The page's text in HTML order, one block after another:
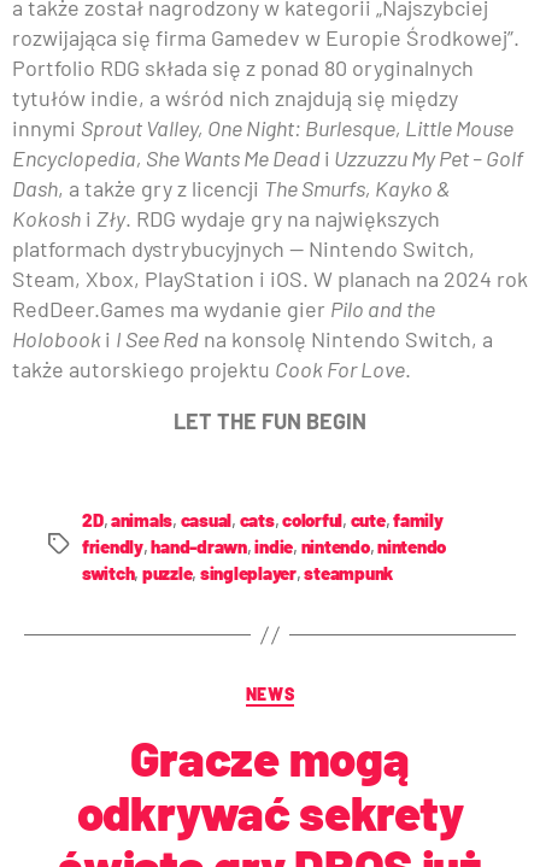
a także został nagrodzony w kategorii „Najszybciej
rozwijająca się firma Gamedev w Europie Środkowej”.
Portfolio RDG składa się z ponad 80 oryginalnych
tytułów indie, a wśród nich znajdują się między
innymi Sprout Valley, One Night: Burlesque, Little Mouse
Encyclopedia, She Wants Me Deadi Uzzuzzu My Pet – Golf
Dash, a także gry z licencji The Smurfs, Kayko &
Kokosh i Zły. RDG wydaje gry na największych
platformach dystrybucyjnych — Nintendo Switch,
Steam, Xbox, PlayStation i iOS. W planach na 2024 rok
RedDeer.Games ma wydanie gier Pilo and the
Holobooki I See Red na konsolę Nintendo Switch, a
także autorskiego projektu Cook For Love.
LET THE FUN BEGIN
2D,animals, casual, cats,colorful, cute,family
friendly,hand-drawn,indie, nintendo,nintendo
switch, puzzle, singleplayer,steampunk
NEWS
Gracze mogą
odkrywać sekrety